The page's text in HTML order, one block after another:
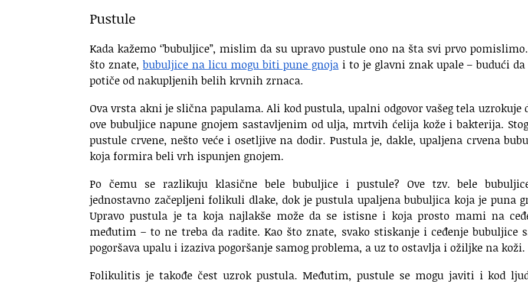
Pustule
Kada kažemo ‘’bubuljice’’, mislim da su upravo pustule ono na šta svi prvo
što znate, bubuljice na licu mogu biti pune gnojai to je glavni znak upale – budući da
potiče od nakupljenih belih krvnih zrnaca.
Ova vrsta akni je slična papulama. Ali kod pustula, upalni odgovor vašeg tela uzrokuje
ove bubuljice napune gnojem sastavljenim od ulja, mrtvih ćelija kože i bakterija.
pustule crvene, nešto veće i osetljive na dodir. Pustula je, dakle, upaljena crvena
koja formira beli vrh ispunjen gnojem.
Po čemu se razlikuju klasične bele bubuljice i pustule? Ove tzv. bele
jednostavno začepljeni folikuli dlake, dok je pustula upaljena bubuljica koja je puna
Upravo pustula je ta koja najlakše može da se istisne i koja prosto mami na
međutim – to ne treba da radite. Kao što znate, svako stiskanje i ceđenje bubuljice
pogoršava upalu i izaziva pogoršanje samog problema, a uz to ostavlja i ožiljke na koži.
Folikulitis je takođe čest uzrok pustula. Međutim, pustule se mogu javiti i kod